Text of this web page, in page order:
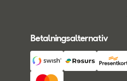
Betalningsalternativ